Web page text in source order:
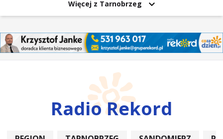
Więcej z Tarnobrzeg
Radio Rekord